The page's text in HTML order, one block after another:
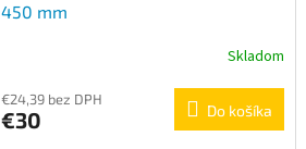
450 mm
produktu
je
Skladom
€24,39 bez DPH
€30 Do košíka